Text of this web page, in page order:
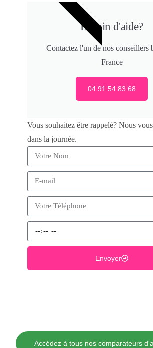
Besoin d'aide?
Contactez l'un de nos conseillers
France
04 91 54 83 68
GRATUIT
Vous souhaitez être rappelé? Nous
dans la journée.
Envoyer
Accédez à tous nos comparateurs